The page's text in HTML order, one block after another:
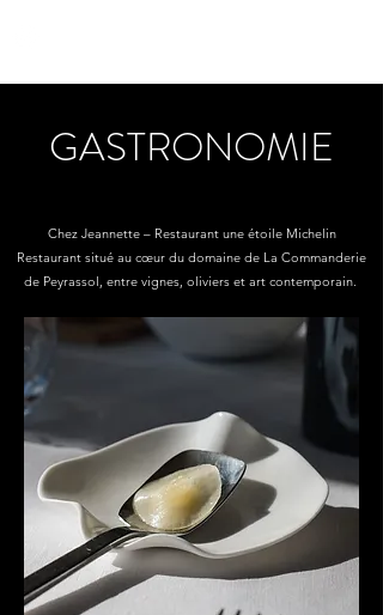
GASTRONOMIE
Chez Jeannette – Restaurant une étoile Michelin
Restaurant situé au cœur du domaine de La Commanderie
de Peyrassol, entre vignes, oliviers et art contemporain.